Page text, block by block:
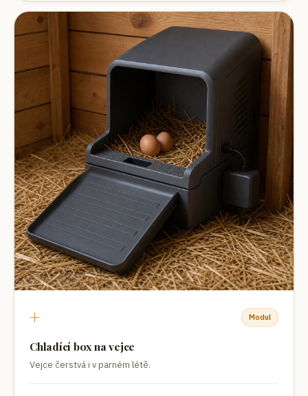
+ Modul
Chladící box na vejce
Vejce čerstvá i v parném létě.